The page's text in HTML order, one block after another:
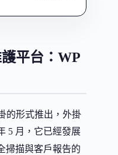
平台：WP
的形式推出，外掛
5 月，它已經發展
掃描與客戶報告的